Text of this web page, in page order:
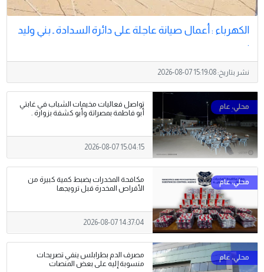
الكهرباء : أعمال صيانة عاجلة على دائرة السدادة ـ بني وليد
.
نشر بتاريخ:2026-08-07 15:19:08
تواصل فعاليات مخيمات الشباب في غابتي
أبو فاطمة بمصراتة وأبو كشفة بزوارة .
2026-08-07 15:04:15
مكافحة المخدرات يضبط كمية كبيرة من
الأقراص المخدرة قبل ترويجها
2026-08-07 14:37:04
مصرف الدم بطرابلس ينفي تصريحات
منسوبة إليه على بعض المنصات